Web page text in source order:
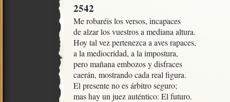
2542
Me robaréis los versos, incapaces
de alzar los vuestros a mediana altura.
Hoy tal vez pertenezca a aves rapaces,
a la mediocridad, a la impostura,
pero mañana embozos y disfraces
caerán, mostrando cada real figura.
El presente no es árbitro seguro;
mas hay un juez auténtico: El futuro.